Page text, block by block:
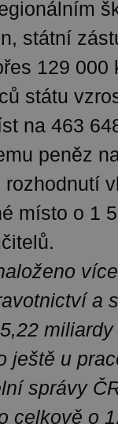
státní
129 000
státu
na 463
peněz
místo o 1
a
ještě u
správy
celkově o